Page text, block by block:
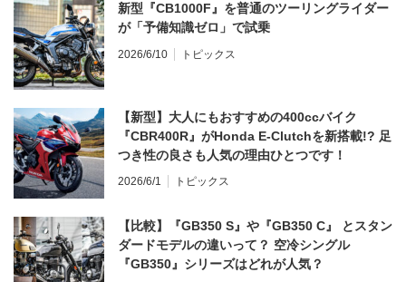
新型『CB1000F』を普通のツーリングライダー
が「予備知識ゼロ」で試乗
2026/6/10 トピックス
【新型】大人にもおすすめの400ccバイク
『CBR400R』がHonda E-Clutchを新搭載!? 足
つき性の良さも人気の理由ひとつです！
2026/6/1 トピックス
【比較】『GB350 S』や『GB350 C』 とスタン
ダードモデルの違いって？ 空冷シングル
『GB350』シリーズはどれが人気？